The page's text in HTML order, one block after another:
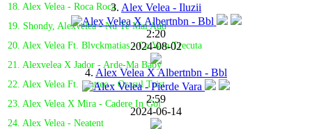
18. Alex Velea - Roca Roca
19. Shondy, Alexvelea - Nu Te Mai Aud
20. Alex Velea Ft. Blvckmatias - Ca Vara Trecuta
21. Alexvelea X Jador - Arde-Ma Baby
22. Alex Velea Ft. Matteo - Orasul Trist
23. Alex Velea X Mira - Cadere In Gol
24. Alex Velea - Neatent
3. Alex Velea - Iluzii
2:20
2024-08-02
4. Alex Velea X Albertnbn - Bbl
2:59
2024-06-14